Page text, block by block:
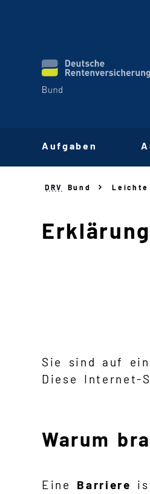
Aufgaben
DRV Bund Leichte
Sie sind auf
Diese Internet-
Warum
Eine Barriere